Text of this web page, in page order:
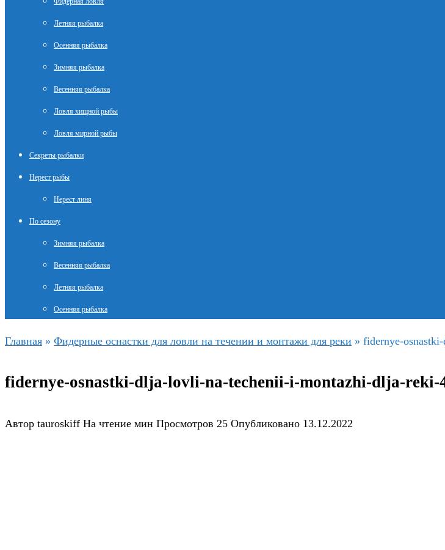
Летняя рыбалка
Осенняя рыбалка
Зимняя рыбалка
Весенняя рыбалка
Ловля хищной рыбы
Ловля мирной рыбы
Секреты рыбалки
Нерест рыбы
Нерест линя
По сезону
Зимняя рыбалка
Весенняя рыбалка
Летняя рыбалка
Осенняя рыбалка
Главная » Фидерные оснастки для ловли на течении и монтажи для реки » fidernye-
fidernye-osnastki-dlja-lovli-na-techenii-i-montazhi-dlja-reki-
Автор tauroskiff На чтение мин Просмотров 25 Опубликовано 13.12.2022